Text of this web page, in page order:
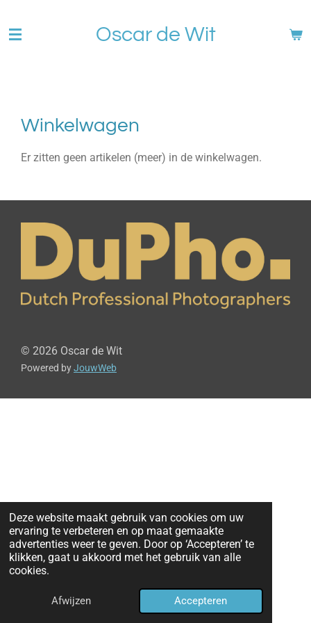
Deze website maakt gebruik van cookies om uw
ervaring te verbeteren en op maat gemaakte
advertenties weer te geven. Door op ‘Accepteren’ te
klikken, gaat u akkoord met het gebruik van alle
cookies.
Afwijzen Accepteren
direct
Oscar de Wit
Winkelwagen
Er zitten geen artikelen (meer) in de winkelwagen.
© 2026 Oscar de Wit
Powered byJouwWeb